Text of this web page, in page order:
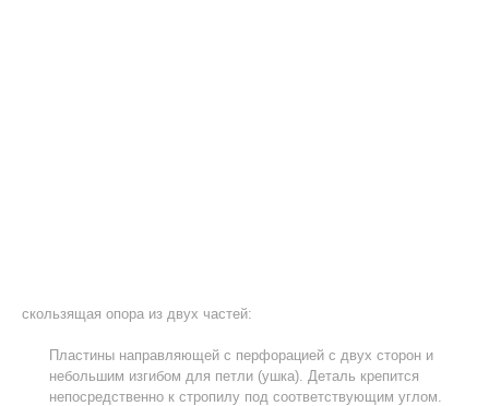
скользящая опора из двух частей:
Пластины направляющей с перфорацией с двух сторон и
небольшим изгибом для петли (ушка). Деталь крепится
непосредственно к стропилу под соответствующим углом.